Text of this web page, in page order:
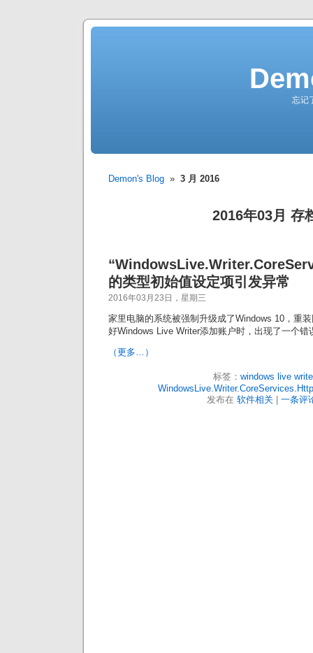
忘记
Demon's Blog » 3 月 2016
2016年03月 存
的类型初始值设定项引发异常
2016年03月23日，星期三
家里电脑的系统被强制升级成了Windows 10，重
好Windows Live Writer添加账户时，出现了一个错
（更多…）
标签： windows live
发布在 软件相关| 一条评